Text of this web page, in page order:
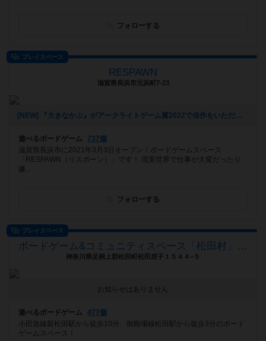
フォローする
プレイスペース
RESPAWN
滋賀県長浜市元浜町7-23
[NEW] 『大きなかぶ』がアークライトゲーム賞2022で佳作をいただきました！！（2022年07月20日 13時29分）
遊べるボードゲーム
737個
滋賀県長浜市に2021年3月3日オープン！ボードゲームスペース
「RESPAWN（リスポーン）」です！ 現実世界で仕事が大変だったり
嫌...
フォローする
プレイスペース
ボードゲーム&コミュニティスペース「松田村」（シャ：クレ）
神奈川県足柄上郡松田町松田庶子１５４４−５
お知らせはありません
遊べるボードゲーム
477個
小田急線新松田駅から徒歩10分、御殿場線松田駅から徒歩3分のボード
ゲームスペース！